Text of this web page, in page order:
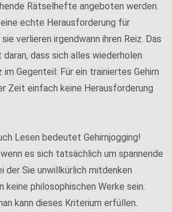
Rätselhefte angeboten werden.
echte Herausforderung für
verlieren irgendwann ihren Reiz. Das
dass sich alles wiederholen
im Gegenteil: Für ein trainiertes Gehirn
Zeit einfach keine Herausforderung
Lesen bedeutet Gehirnjogging!
es sich tatsächlich um spannende
der Sie unwillkürlich mitdenken
keine philosophischen Werke sein.
kann dieses Kriterium erfüllen.